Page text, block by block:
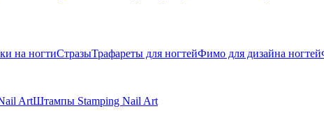
на ногтиСтразыТрафареты для ногтейФимо для дизайна ногтей
ArtШтампы Stamping Nail Art